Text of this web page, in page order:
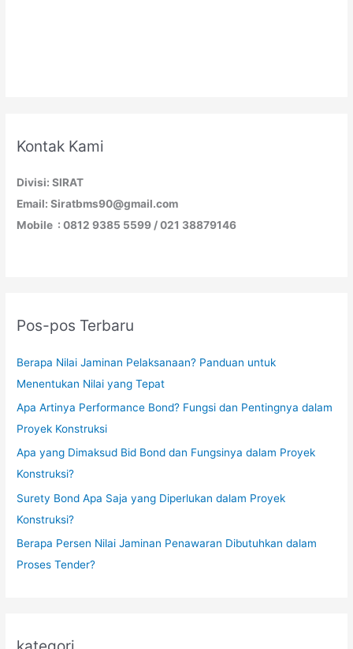
Kontak Kami
Divisi: SIRAT
Email: Siratbms90@gmail.com
Mobile : 0812 9385 5599 / 021 38879146
Pos-pos Terbaru
Berapa Nilai Jaminan Pelaksanaan? Panduan untuk
Menentukan Nilai yang Tepat
Apa Artinya Performance Bond? Fungsi dan Pentingnya dalam
Proyek Konstruksi
Apa yang Dimaksud Bid Bond dan Fungsinya dalam Proyek
Konstruksi?
Surety Bond Apa Saja yang Diperlukan dalam Proyek
Konstruksi?
Berapa Persen Nilai Jaminan Penawaran Dibutuhkan dalam
Proses Tender?